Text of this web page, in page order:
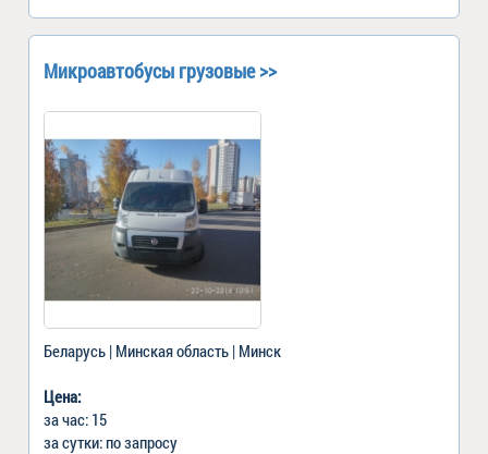
Микроавтобусы грузовые >>
Беларусь | Минская область | Минск
Цена:
за час: 15
за сутки: по запросу